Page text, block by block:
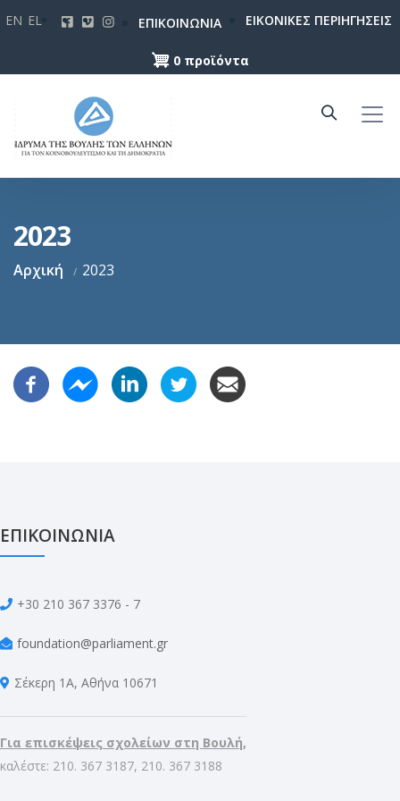
κυρίως
περιεχόμενο
EN EL ΕΠΙΚΟΙΝΩΝΙΑ ΕΙΚΟΝΙΚΕΣ ΠΕΡΙΗΓΗΣΕΙΣ
0 προϊόντα
2023
Αρχική 2023
ΕΠΙΚΟΙΝΩΝΙΑ
+30 210 367 3376 - 7
foundation@parliament.gr
Σέκερη 1Α, Αθήνα 10671
Για επισκέψεις σχολείων στη Βουλή,
καλέστε: 210. 367 3187, 210. 367 3188